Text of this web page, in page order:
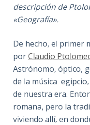
descripción de
«Geografía».
De hecho, el primer
porClaudio
Astrónomo, óptico,
de la música
de nuestra era.
romana, pero la
viviendo allí, en